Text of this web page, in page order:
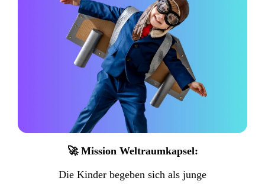
🚀 Mission Weltraumkapsel:
Die Kinder begeben sich als junge